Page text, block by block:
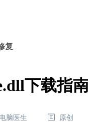
复
下载指
脑医生 原创